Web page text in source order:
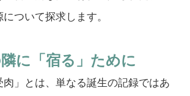
ついて探求します。
に「宿る」ために
」とは、単なる誕生の記録ではあ